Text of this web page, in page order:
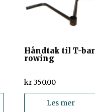
Håndtak til T-bar
rowing
kr350.00
Les mer